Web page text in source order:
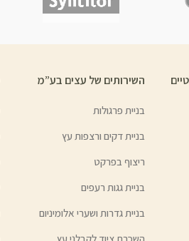
השירותים של עצים בע”מ
בניית פרגולות
בניית דקים ורצפות עץ
ריצוף בפרקט
בניית גגות רעפים
בניית גדרות ושערי אלומיניום